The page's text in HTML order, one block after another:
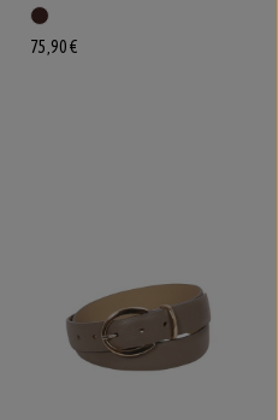
75,90 €